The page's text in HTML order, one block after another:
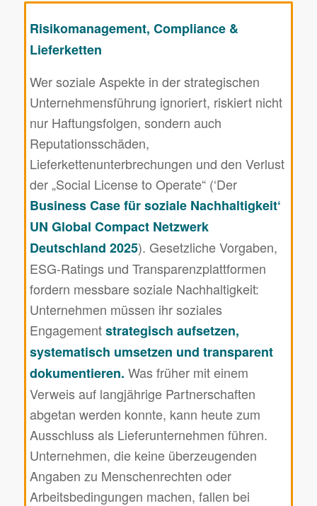
Risikomanagement, Compliance &
Lieferketten
Wer soziale Aspekte in der strategischen
Unternehmensführung ignoriert, riskiert nicht
nur Haftungsfolgen, sondern auch
Reputationsschäden,
Lieferkettenunterbrechungen und den Verlust
der „Social License to Operate“ (‘Der
Business Case für soziale Nachhaltigkeit‘
UN Global Compact Netzwerk
Deutschland 2025). Gesetzliche Vorgaben,
ESG-Ratings und Transparenzplattformen
fordern messbare soziale Nachhaltigkeit:
Unternehmen müssen ihr soziales
Engagementstrategisch aufsetzen,
systematisch umsetzen und transparent
dokumentieren. Was früher mit einem
Verweis auf langjährige Partnerschaften
abgetan werden konnte, kann heute zum
Ausschluss als Lieferunternehmen führen.
Unternehmen, die keine überzeugenden
Angaben zu Menschenrechten oder
Arbeitsbedingungen machen, fallen bei